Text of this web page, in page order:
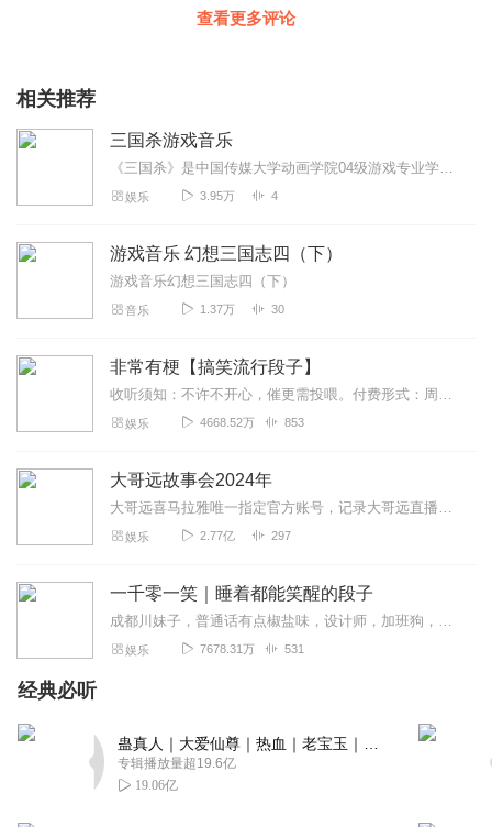
记得以前为了辣鸡余毒充值不少压岁钱，结果后面直接开出
记得以前周末放假都是会跑去挂活力～回头望去 现在我依旧
2022-05-27
听友288712088
2021-02-05
听友243360025
2020-07-01
冷暖自知_eeq
2021-11-02
lyzphr
2020-04-04
听友229934908
这破游戏，音乐真怀念阿。想死了
听友135180918
童年记忆…必须满分！
查看更多评论
相关推荐
三国杀游戏音乐
《三国杀》是中国传媒大学动画学院04级游戏专业学生设计，由北京游卡桌游文化发展有限公司出版发行的一款热门的桌上游戏，并在2009年6月底由杭州边锋网络技术有限公...
娱乐 3.95万 4
游戏音乐 幻想三国志四（下）
游戏音乐幻想三国志四（下）
音乐 1.37万 30
非常有梗【搞笑流行段子】
收听须知：不许不开心，催更需投喂。付费形式：周一付费更新，周四免费更新。不定期加更。会员免费听，或单期2.99元订购听（二选一即可）！本节目由喜马拉雅独家出品说...
娱乐 4668.52万 853
大哥远故事会2024年
大哥远喜马拉雅唯一指定官方账号，记录大哥远直播时讲述每段故事会，用最接地气的东北话带你身临其境走进每一段故事会，你笑了就行，不要纠结故事的真实性。故事消失的就是...
娱乐 2.77亿 297
一千零一笑｜睡着都能笑醒的段子
成都川妹子，普通话有点椒盐味，设计师，加班狗，每周一单更，欢迎订阅。【主播有声书系列一键直达】适合小学到高中青少年听的趣味故事有声书：孩子最爱的启智笑话书越听...
娱乐 7678.31万 531
经典必听
专辑播放量超19.6亿
19.06亿